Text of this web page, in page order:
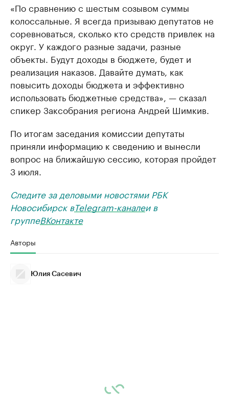
«По сравнению с шестым созывом суммы
колоссальные. Я всегда призываю депутатов не
соревноваться, сколько кто средств привлек на
округ. У каждого разные задачи, разные
объекты. Будут доходы в бюджете, будет и
реализация наказов. Давайте думать, как
повысить доходы бюджета и эффективно
использовать бюджетные средства», — сказал
спикер Заксобрания региона Андрей Шимкив.
По итогам заседания комиссии депутаты
приняли информацию к сведению и вынесли
вопрос на ближайшую сессию, которая пройдет
3 июля.
Следите за деловыми новостями РБК
Новосибирск вTelegram-каналеи в
группеВКонтакте
Авторы
Юлия Сасевич